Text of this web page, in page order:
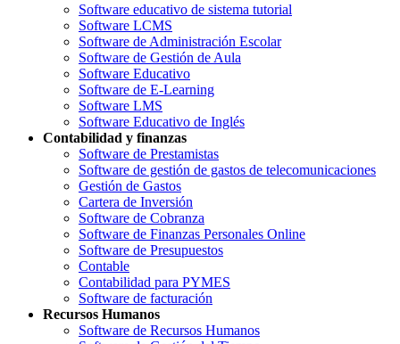
Software educativo de sistema tutorial
Software LCMS
Software de Administración Escolar
Software de Gestión de Aula
Software Educativo
Software de E-Learning
Software LMS
Software Educativo de Inglés
Contabilidad y finanzas
Software de Prestamistas
Software de gestión de gastos de telecomunicaciones
Gestión de Gastos
Cartera de Inversión
Software de Cobranza
Software de Finanzas Personales Online
Software de Presupuestos
Contable
Contabilidad para PYMES
Software de facturación
Recursos Humanos
Software de Recursos Humanos